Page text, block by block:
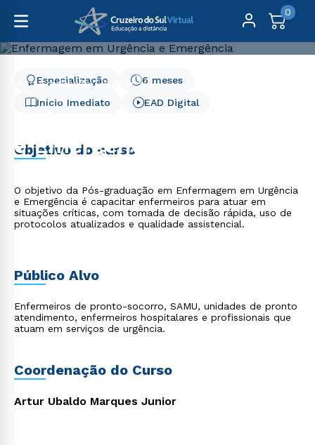
0
Pós-Graduação
Saúde
Enfermagem em Urgência e Emergência - 6 meses
e Emergência - 6 meses
Início Imediato
6 meses
Especialização
EAD Digital
Objetivo do curso
O objetivo da Pós-graduação em Enfermagem em Urgência
e Emergência é capacitar enfermeiros para atuar em
situações críticas, com tomada de decisão rápida, uso de
protocolos atualizados e qualidade assistencial.
Público Alvo
Enfermeiros de pronto-socorro, SAMU, unidades de pronto
atendimento, enfermeiros hospitalares e profissionais que
atuam em serviços de urgência.
Coordenação do Curso
Artur Ubaldo Marques Junior